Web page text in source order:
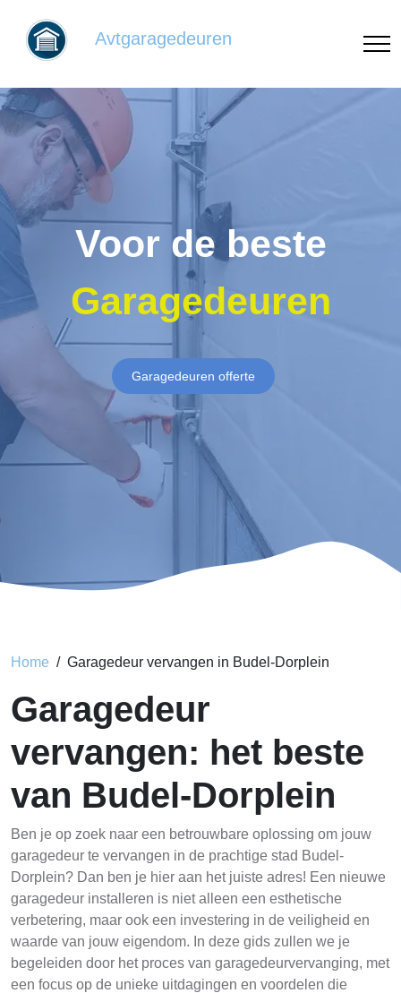
Avtgaragedeuren
Voor de beste
Garagedeuren
Garagedeuren offerte
Home Garagedeur vervangen in Budel-Dorplein
Garagedeur
vervangen: het beste
van Budel-Dorplein
Ben je op zoek naar een betrouwbare oplossing om jouw
garagedeur te vervangen in de prachtige stad Budel-
Dorplein? Dan ben je hier aan het juiste adres! Een nieuwe
garagedeur installeren is niet alleen een esthetische
verbetering, maar ook een investering in de veiligheid en
waarde van jouw eigendom. In deze gids zullen we je
begeleiden door het proces van garagedeurvervanging, met
een focus op de unieke uitdagingen en voordelen die